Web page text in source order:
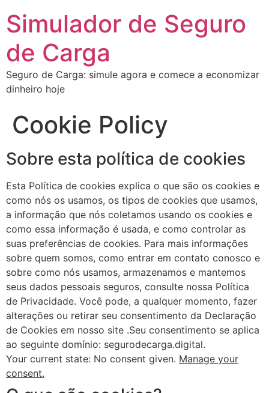
to
content
Simulador de Seguro
de Carga
Seguro de Carga: simule agora e comece a economizar
dinheiro hoje
Cookie Policy
Sobre esta política de cookies
Esta Política de cookies explica o que são os cookies e
como nós os usamos, os tipos de cookies que usamos,
a informação que nós coletamos usando os cookies e
como essa informação é usada, e como controlar as
suas preferências de cookies. Para mais informações
sobre quem somos, como entrar em contato conosco e
sobre como nós usamos, armazenamos e mantemos
seus dados pessoais seguros, consulte nossa Política
de Privacidade. Você pode, a qualquer momento, fazer
alterações ou retirar seu consentimento da Declaração
de Cookies em nosso site .Seu consentimento se aplica
ao seguinte domínio: segurodecarga.digital.
Your current state: No consent given. Manage your
consent.